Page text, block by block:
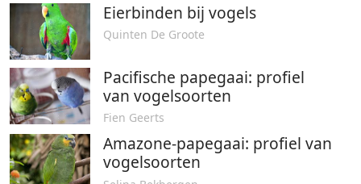
Eierbinden bij vogels
Quinten De Groote
Pacifische papegaai: profiel
van vogelsoorten
Fien Geerts
Amazone-papegaai: profiel van
vogelsoorten